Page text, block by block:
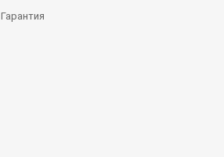
Гарантия